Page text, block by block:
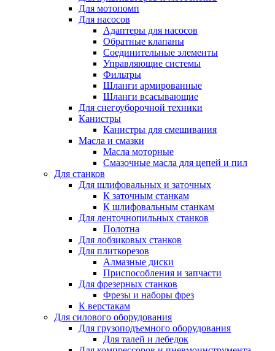
Для мотопомп
Для насосов
Адаптеры для насосов
Обратные клапаны
Соединительные элементы
Управляющие системы
Фильтры
Шланги армированные
Шланги всасывающие
Для снегоуборочной техники
Канистры
Канистры для смешивания
Масла и смазки
Масла моторные
Смазочные масла для цепей и пил
Для станков
Для шлифовальных и заточных
К заточным станкам
К шлифовальным станкам
Для ленточнопильных станков
Полотна
Для лобзиковых станков
Для плиткорезов
Алмазные диски
Приспособления и запчасти
Для фрезерных станков
Фрезы и наборы фрез
К верстакам
Для силового оборудования
Для грузоподъемного оборудования
Для талей и лебедок